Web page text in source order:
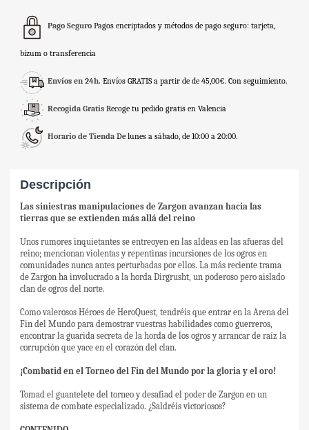
Pago Seguro Pagos encriptados y métodos de pago seguro: tarjeta,
bizum o transferencia
Envíos en 24h. Envíos GRATIS a partir de de 45,00€. Con seguimiento.
Recogida Gratis Recoge tu pedido gratis en Valencia
Horario de Tienda De lunes a sábado, de 10:00 a 20:00.
Descripción
Las siniestras manipulaciones de Zargon avanzan hacia las
tierras que se extienden más allá del reino
Unos rumores inquietantes se entreoyen en las aldeas en las afueras del
reino; mencionan violentas y repentinas incursiones de los ogros en
comunidades nunca antes perturbadas por ellos. La más reciente trama
de Zargon ha involucrado a la horda Dirgrusht, un poderoso pero aislado
clan de ogros del norte.
Como valerosos Héroes de HeroQuest, tendréis que entrar en la Arena del
Fin del Mundo para demostrar vuestras habilidades como guerreros,
encontrar la guarida secreta de la horda de los ogros y arrancar de raíz la
corrupción que yace en el corazón del clan.
¡Combatid en el Torneo del Fin del Mundo por la gloria y el oro!
Tomad el guantelete del torneo y desafiad el poder de Zargon en un
sistema de combate especializado. ¿Saldréis victoriosos?